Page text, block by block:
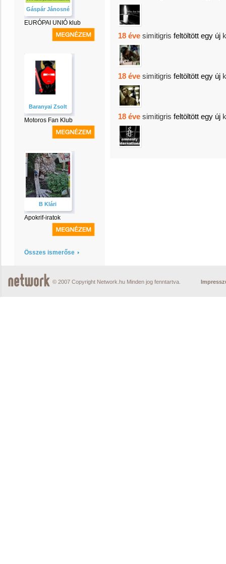
Gáspár Jánosné
EURÓPAI UNIÓ klub
Baranyai Zsolt
Motoros Fan Klub
B Klári
Apokrif-iratok
Összes ismerőse
18 éve simitigris feltöltött egy új
18 éve simitigris feltöltött egy új
18 éve simitigris feltöltött egy új
© 2007 Copyright Network.hu Minden jog fenntartva.